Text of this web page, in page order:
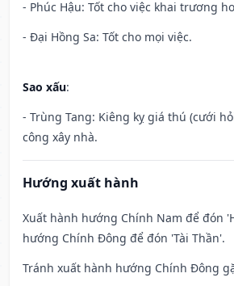
- Phúc Hậu: Tốt cho việc khai trương
- Đại Hồng Sa: Tốt cho mọi việc.
Sao xấu:
- Trùng Tang: Kiêng kỵ giá thú (cưới
công xây nhà.
Hướng xuất hành
Xuất hành hướng Chính Nam để đón
hướng Chính Đông để đón 'Tài Thần'.
Tránh xuất hành hướng Chính Đông